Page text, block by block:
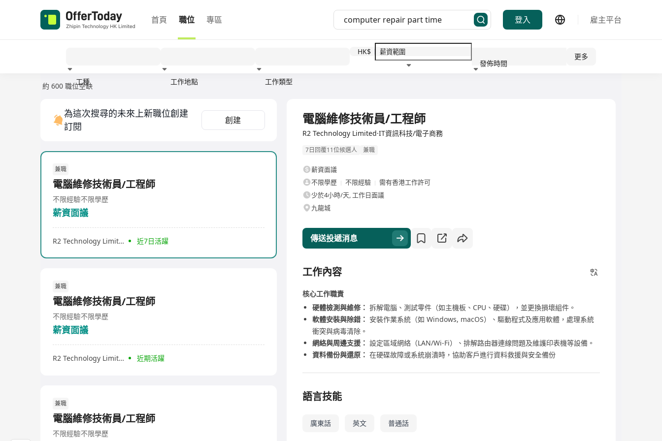
首頁 職位 專區 登入 雇主平台
工種 工作地點 工作類型
HK$
發佈時間
更多
約 600 職位空缺
為這次搜尋的未來上新職位創建
訂閱
創建
兼職
電腦維修技術員/工程師
不限經驗不限學歷
薪資面議
R2 Technology Limited 近7日活躍
兼職
電腦維修技術員/工程師
不限經驗不限學歷
薪資面議
R2 Technology Limited 近期活躍
兼職
電腦維修技術員/工程師
不限經驗不限學歷
電腦維修技術員/工程師
R2 Technology Limited·IT資訊科技/電子商務
7日回覆11位候選人 兼職
薪資面議
不限學歷
不限經驗
需有香港工作許可
少於4小時/天, 工作日面議
九龍城
傳送投遞消息
工作內容
核心工作職責
硬體檢測與維修： 拆解電腦、測試零件（如主機板、CPU、硬碟），並更換損壞組件。
軟體安裝與除錯： 安裝作業系統（如 Windows, macOS）、驅動程式及應用軟體，處理系統
衝突與病毒清除。
網絡與周邊支援： 設定區域網絡（LAN/Wi-Fi）、排解路由器連線問題及維護印表機等設備。
資料備份與還原： 在硬碟故障或系統崩潰時，協助客戶進行資料救援與安全備份
語言技能
廣東話 英文 普通話